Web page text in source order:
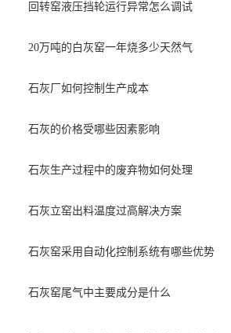
回转窑液压挡轮运行异常怎么调试
20万吨的白灰窑一年烧多少天然气
石灰厂如何控制生产成本
石灰的价格受哪些因素影响
石灰生产过程中的废弃物如何处理
石灰立窑出料温度过高解决方案
石灰窑采用自动化控制系统有哪些优势
石灰窑尾气中主要成分是什么